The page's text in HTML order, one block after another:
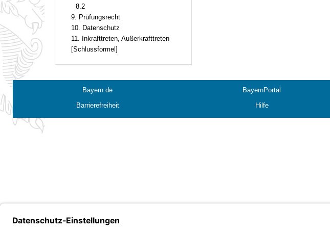
8.2
9. Prüfungsrecht
10. Datenschutz
11. Inkrafttreten, Außerkrafttreten
[Schlussformel]
Bayern.de BayernPortal
Barrierefreiheit
Hilfe